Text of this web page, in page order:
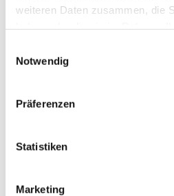
weiteren Daten zusammen, die
Notwendig
Präferenzen
Statistiken
Marketing
Marketing (18)
Marketing-Cookies werden
ist, Anzeigen zu zeigen, die
ansprechend für den
werbetreibende